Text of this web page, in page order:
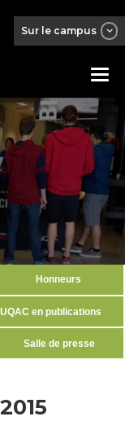
Sur le campus
Honneurs
UQAC en publications
Salle de presse